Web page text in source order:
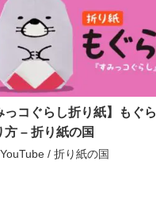
っコぐらし折り紙】もぐら
方 – 折り紙の国
/ 折り紙の国